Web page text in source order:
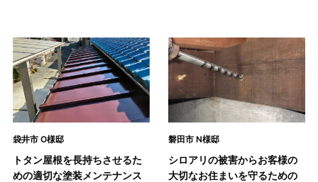
袋井市 O様邸
トタン屋根を長持ちさせるた
めの適切な塗装メンテナンス
磐田市 N様邸
シロアリの被害からお客様の
大切なお住まいを守るための